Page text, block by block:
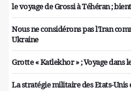
le voyage de Grossi à Téhéran ;
Nous ne considérons pas l'Iran
Ukraine
Grotte « Katlekhor » ; Voyage dans
La stratégie militaire des Etats-Unis